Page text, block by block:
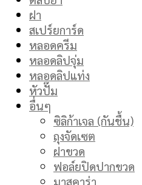
ฝา
สเปร์ยการ์ด
หลอดครีม
หลอดลิปจุ่ม
หลอดลิปแท่ง
หัวปั๊ม
อื่นๆ
ซิลิก้าเจล (กันชื้น)
ถุงจัดเซต
ฝาขวด
ฟอล์ยปิดปากขวด
มาสคาร่า